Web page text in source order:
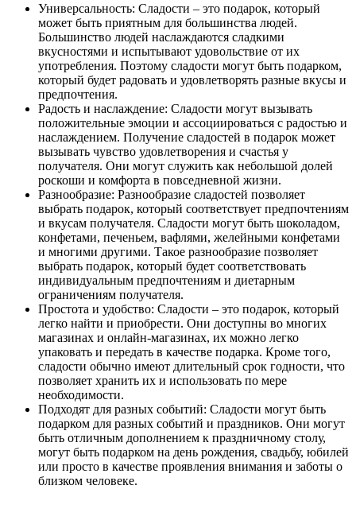
Универсальность: Сладости – это подарок, который
может быть приятным для большинства людей.
Большинство людей наслаждаются сладкими
вкусностями и испытывают удовольствие от их
употребления. Поэтому сладости могут быть подарком,
который будет радовать и удовлетворять разные вкусы и
предпочтения.
Радость и наслаждение: Сладости могут вызывать
положительные эмоции и ассоциироваться с радостью и
наслаждением. Получение сладостей в подарок может
вызывать чувство удовлетворения и счастья у
получателя. Они могут служить как небольшой долей
роскоши и комфорта в повседневной жизни.
Разнообразие: Разнообразие сладостей позволяет
выбрать подарок, который соответствует предпочтениям
и вкусам получателя. Сладости могут быть шоколадом,
конфетами, печеньем, вафлями, желейными конфетами
и многими другими. Такое разнообразие позволяет
выбрать подарок, который будет соответствовать
индивидуальным предпочтениям и диетарным
ограничениям получателя.
Простота и удобство: Сладости – это подарок, который
легко найти и приобрести. Они доступны во многих
магазинах и онлайн-магазинах, их можно легко
упаковать и передать в качестве подарка. Кроме того,
сладости обычно имеют длительный срок годности, что
позволяет хранить их и использовать по мере
необходимости.
Подходят для разных событий: Сладости могут быть
подарком для разных событий и праздников. Они могут
быть отличным дополнением к праздничному столу,
могут быть подарком на день рождения, свадьбу, юбилей
или просто в качестве проявления внимания и заботы о
близком человеке.